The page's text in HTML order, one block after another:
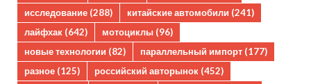
исследование (288) китайские автомобили (241)
лайфхак (642) мотоциклы (96)
новые технологии (82) параллельный импорт (177)
разное (125) российский авторынок (452)